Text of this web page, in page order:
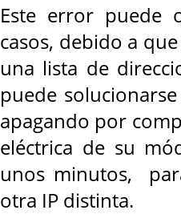
Este error puede
casos, debido a
una lista de
puede
apagando por
eléctrica de su
unos minutos,
otra IP distinta.